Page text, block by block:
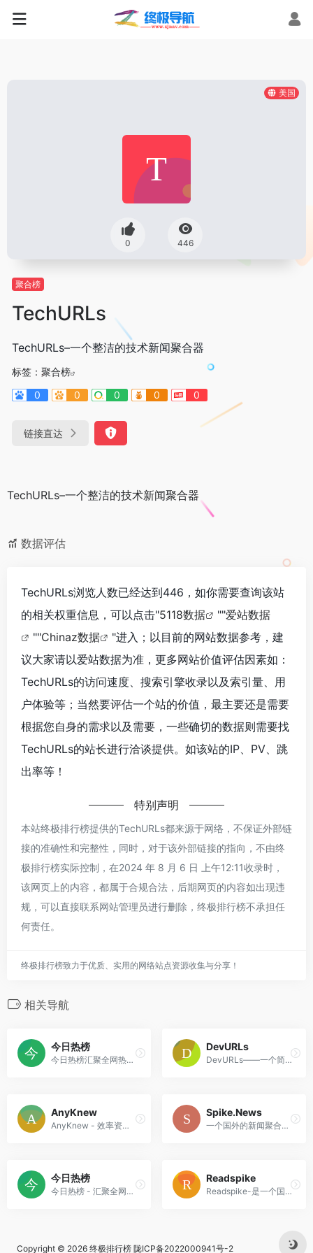
美国
0 446
聚合榜
TechURLs
TechURLs–一个整洁的技术新闻聚合器
标签： 聚合榜
0
0 0 0 0
链接直达
TechURLs–一个整洁的技术新闻聚合器
数据评估
TechURLs浏览人数已经达到446，如你需要查询该站
的相关权重信息，可以点击"5118数据 ""爱站数据
""Chinaz数据
"进入；以目前的网站数据参考，建
议大家请以爱站数据为准，更多网站价值评估因素如：
TechURLs的访问速度、搜索引擎收录以及索引量、用
户体验等；当然要评估一个站的价值，最主要还是需要
根据您自身的需求以及需要，一些确切的数据则需要找
TechURLs的站长进行洽谈提供。如该站的IP、PV、跳
出率等！
特别声明
本站终极排行榜提供的TechURLs都来源于网络，不保证外部链
接的准确性和完整性，同时，对于该外部链接的指向，不由终
极排行榜实际控制，在2024 年 8 月 6 日 上午12:11收录时，
该网页上的内容，都属于合规合法，后期网页的内容如出现违
规，可以直接联系网站管理员进行删除，终极排行榜不承担任
何责任。
终极排行榜致力于优质、实用的网络站点资源收集与分享！
相关导航
今日热榜
今日热榜汇聚全网热搜：知乎热榜、微博热搜、百度热搜、IT之家、36氪、少数派、豆瓣、小红书、百度贴吧、虎扑、虎嗅、天涯、哔哩哔哩、小众软件、抖音、吾爱破解、GitHub、技术期刊 全网热点 新闻 热词 排行榜 摸鱼神器
DevURLs
DevURLs——一个简洁的开发者新闻聚合器
AnyKnew
AnyKnew - 效率资讯 - 高效读资讯, 5分钟遍历全网热点
Spike.News
一个国外的新闻聚合热搜榜
今日热榜
今日热榜 - 汇聚全网热点，热门尽览无余
Readspike
Readspike-是一个国外简单的新闻聚合器
Copyright © 2026 终极排行榜 陇ICP备2022000941号-2